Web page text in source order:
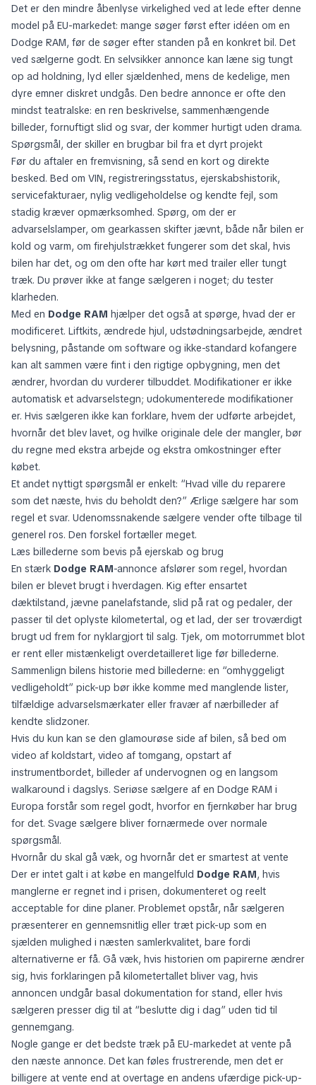
Det er den mindre åbenlyse virkelighed ved at lede efter denne
model på EU-markedet: mange søger først efter idéen om en
Dodge RAM, før de søger efter standen på en konkret bil. Det
ved sælgerne godt. En selvsikker annonce kan læne sig tungt
op ad holdning, lyd eller sjældenhed, mens de kedelige, men
dyre emner diskret undgås. Den bedre annonce er ofte den
mindst teatralske: en ren beskrivelse, sammenhængende
billeder, fornuftigt slid og svar, der kommer hurtigt uden drama.
Spørgsmål, der skiller en brugbar bil fra et dyrt projekt
Før du aftaler en fremvisning, så send en kort og direkte
besked. Bed om VIN, registreringsstatus, ejerskabshistorik,
servicefakturaer, nylig vedligeholdelse og kendte fejl, som
stadig kræver opmærksomhed. Spørg, om der er
advarselslamper, om gearkassen skifter jævnt, både når bilen er
kold og varm, om firehjulstrækket fungerer som det skal, hvis
bilen har det, og om den ofte har kørt med trailer eller tungt
træk. Du prøver ikke at fange sælgeren i noget; du tester
klarheden.
Med en Dodge RAM hjælper det også at spørge, hvad der er
modificeret. Liftkits, ændrede hjul, udstødningsarbejde, ændret
belysning, påstande om software og ikke-standard kofangere
kan alt sammen være fint i den rigtige opbygning, men det
ændrer, hvordan du vurderer tilbuddet. Modifikationer er ikke
automatisk et advarselstegn; udokumenterede modifikationer
er. Hvis sælgeren ikke kan forklare, hvem der udførte arbejdet,
hvornår det blev lavet, og hvilke originale dele der mangler, bør
du regne med ekstra arbejde og ekstra omkostninger efter
købet.
Et andet nyttigt spørgsmål er enkelt: “Hvad ville du reparere
som det næste, hvis du beholdt den?” Ærlige sælgere har som
regel et svar. Udenomssnakende sælgere vender ofte tilbage til
generel ros. Den forskel fortæller meget.
Læs billederne som bevis på ejerskab og brug
En stærk Dodge RAM-annonce afslører som regel, hvordan
bilen er blevet brugt i hverdagen. Kig efter ensartet
dæktilstand, jævne panelafstande, slid på rat og pedaler, der
passer til det oplyste kilometertal, og et lad, der ser troværdigt
brugt ud frem for nyklargjort til salg. Tjek, om motorrummet blot
er rent eller mistænkeligt overdetailleret lige før billederne.
Sammenlign bilens historie med billederne: en “omhyggeligt
vedligeholdt” pick-up bør ikke komme med manglende lister,
tilfældige advarselsmærkater eller fravær af nærbilleder af
kendte slidzoner.
Hvis du kun kan se den glamourøse side af bilen, så bed om
video af koldstart, video af tomgang, opstart af
instrumentbordet, billeder af undervognen og en langsom
walkaround i dagslys. Seriøse sælgere af en Dodge RAM i
Europa forstår som regel godt, hvorfor en fjernkøber har brug
for det. Svage sælgere bliver fornærmede over normale
spørgsmål.
Hvornår du skal gå væk, og hvornår det er smartest at vente
Der er intet galt i at købe en mangelfuld Dodge RAM, hvis
manglerne er regnet ind i prisen, dokumenteret og reelt
acceptable for dine planer. Problemet opstår, når sælgeren
præsenterer en gennemsnitlig eller træt pick-up som en
sjælden mulighed i næsten samlerkvalitet, bare fordi
alternativerne er få. Gå væk, hvis historien om papirerne ændrer
sig, hvis forklaringen på kilometertallet bliver vag, hvis
annoncen undgår basal dokumentation for stand, eller hvis
sælgeren presser dig til at “beslutte dig i dag” uden tid til
gennemgang.
Nogle gange er det bedste træk på EU-markedet at vente på
den næste annonce. Det kan føles frustrerende, men det er
billigere at vente end at overtage en andens ufærdige pick-up-